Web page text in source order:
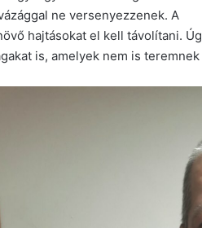
ne versenyezzenek. A
hajtásokat el kell távolítani.
is, amelyek nem is